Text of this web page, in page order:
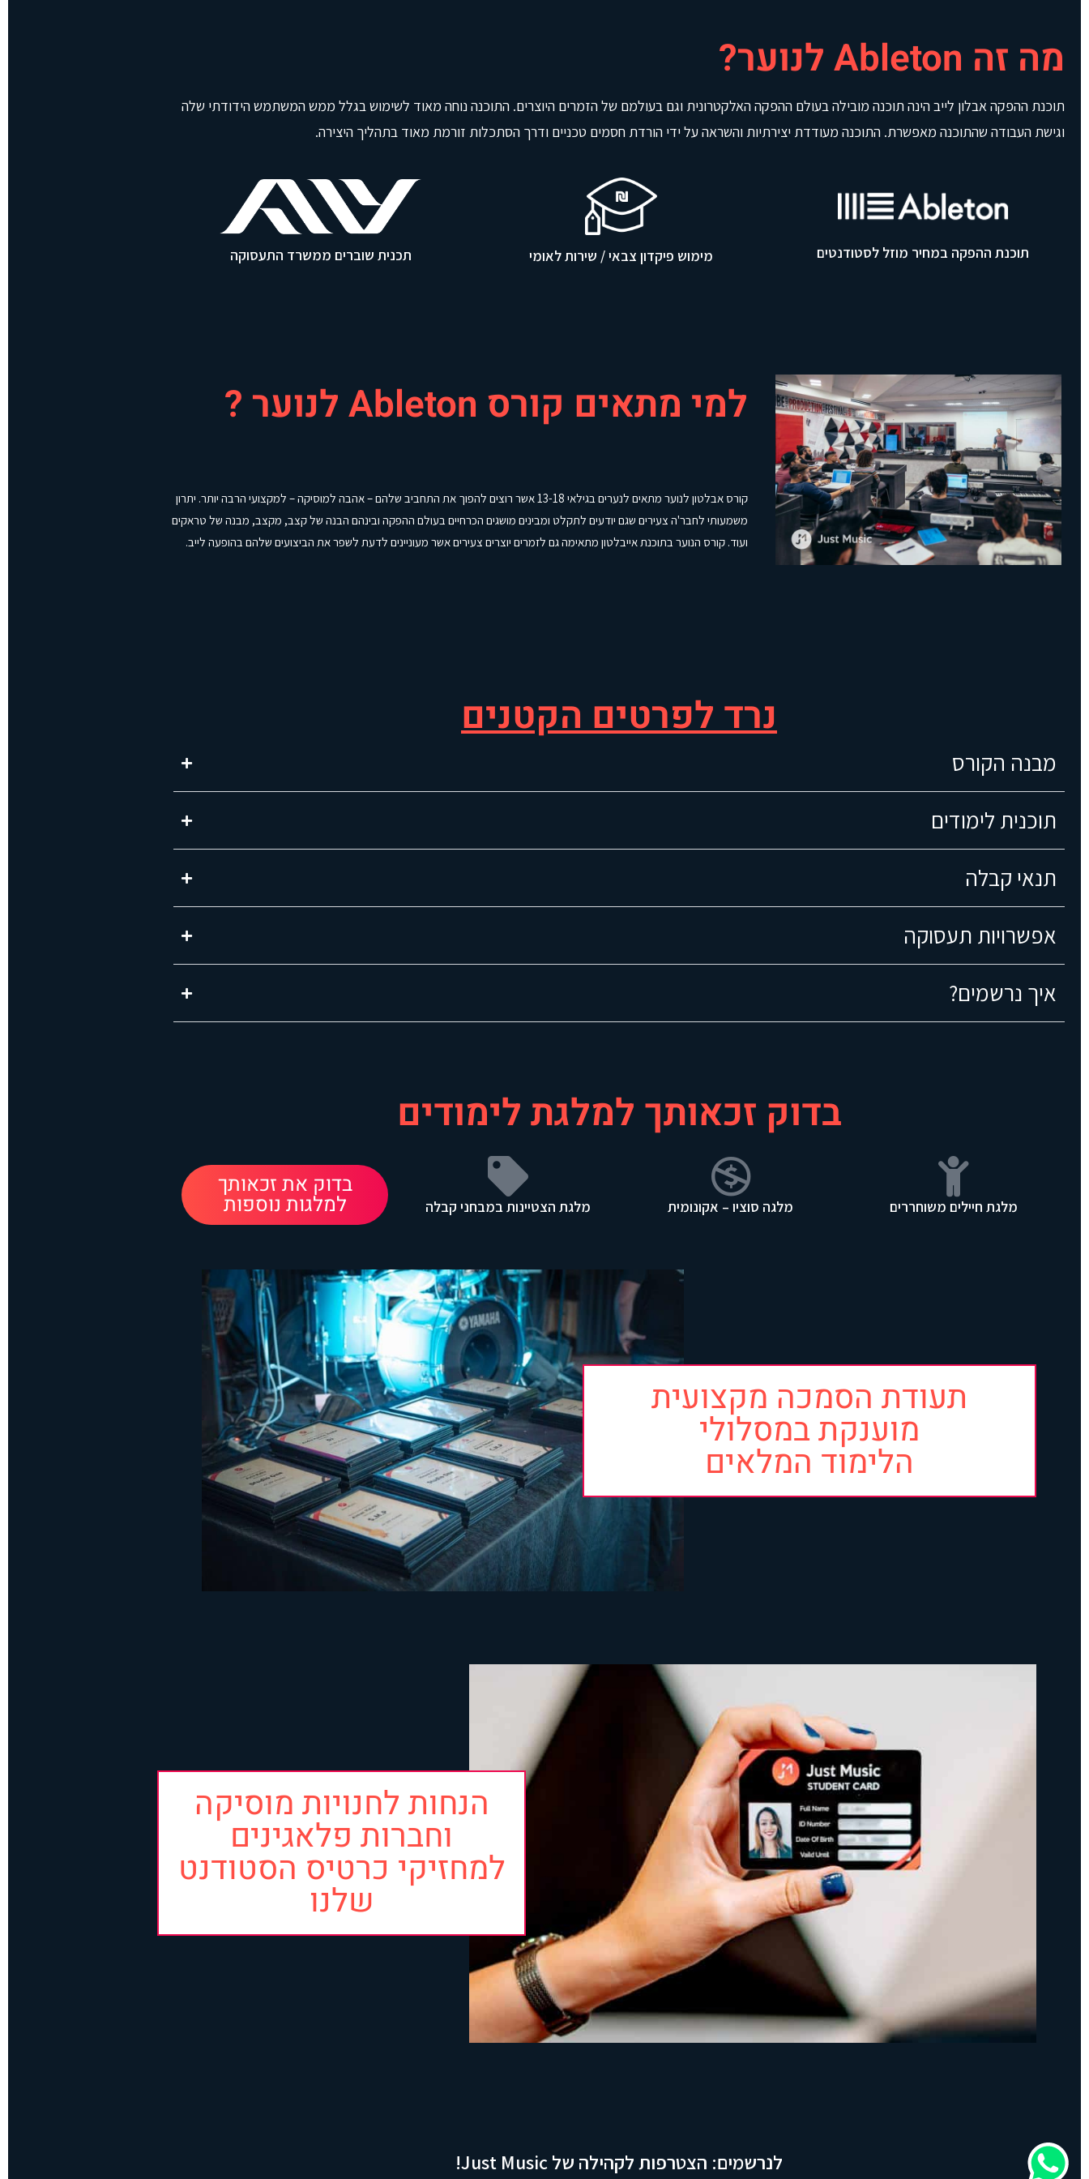
מה זה Ableton לנוער?
תוכנת ההפקה אבלון לייב הינה תוכנה מובילה בעולם ההפקה האלקטרונית וגם בעולמם של הזמרים היוצרים. התוכנה נוחה מאוד לשימוש בגלל ממש המשתמש הידודתי שלה
וגישת העבודה שהתוכנה מאפשרת. התוכנה מעודדת יצירתיות והשראה על ידי הורדת חסמים טכניים ודרך הסתכלות זורמת מאוד בתהליך היצירה.
תוכנת ההפקה במחיר מוזל לסטודנטים מימוש פיקדון צבאי / שירות לאומי תכנית שוברים ממשרד התעסוקה
למי מתאים קורס Ableton לנוער ?
קורס אבלטון לנוער מתאים לנערים בגילאי 13-18 אשר רוצים להפוך את התחביב שלהם – אהבה למוסיקה – למקצועי הרבה יותר. יתרון
משמעותי לחבר'ה צעירים שגם יודעים לתקלט ומבינים מושגים הכרחיים בעולם ההפקה ובינהם הבנה של קצב, מקצב, מבנה של טראקים
ועוד. קורס הנוער בתוכנת אייבלטון מתאימה גם לזמרים יוצרים צעירים אשר מעוניינים לדעת לשפר את הביצועים שלהם בהופעה לייב.
נרד לפרטים הקטנים
מבנה הקורס
תוכנית לימודים
תנאי קבלה
אפשרויות תעסוקה
איך נרשמים?
בדוק זכאותך למלגת לימודים
מלגת חיילים משוחררים מלגה סוציו – אקונומית מלגת הצטיינות במבחני קבלה​
בדוק את זכאותך
למלגות נוספות
תעודת הסמכה מקצועית
מוענקת במסלולי
הלימוד המלאים
הנחות לחנויות מוסיקה
וחברות פלאגינים
למחזיקי כרטיס הסטודנט
שלנו
לנרשמים: הצטרפות לקהילה של Just Music!